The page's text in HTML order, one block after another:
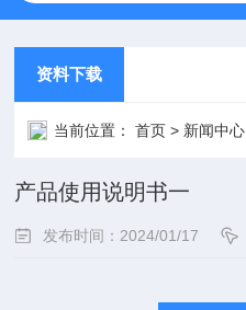
资料下载
当前位置：首页 > 新闻中心
产品使用说明书一
发布时间：2024/01/17